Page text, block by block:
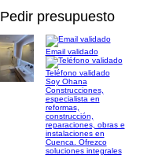
Pedir presupuesto
Email validado
Teléfono validado
Soy Ohana
Construcciones,
especialista en
reformas,
construcción,
reparaciones, obras e
instalaciones en
Cuenca. Ofrezco
soluciones integrales